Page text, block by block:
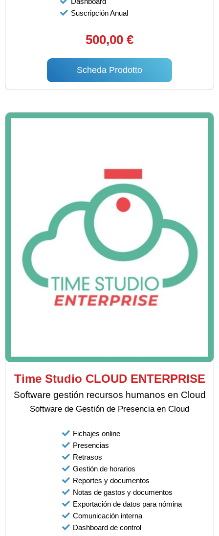
Suscripción Anual
500,00 €
Scheda Prodotto
Time Studio CLOUD ENTERPRISE
Software gestión recursos humanos en Cloud
Software de Gestión de Presencia en Cloud
Fichajes online
Presencias
Retrasos
Gestión de horarios
Reportes y documentos
Notas de gastos y documentos
Exportación de datos para nómina
Comunicación interna
Dashboard de control